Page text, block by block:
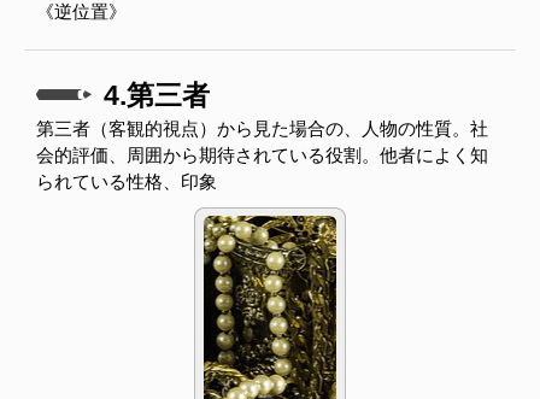
《逆位置》
4.第三者
第三者（客観的視点）から見た場合の、人物の性質。社
会的評価、周囲から期待されている役割。他者によく知
られている性格、印象